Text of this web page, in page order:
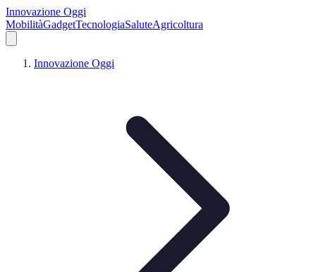
Innovazione Oggi
MobilitàGadgetTecnologiaSaluteAgricoltura
Innovazione Oggi